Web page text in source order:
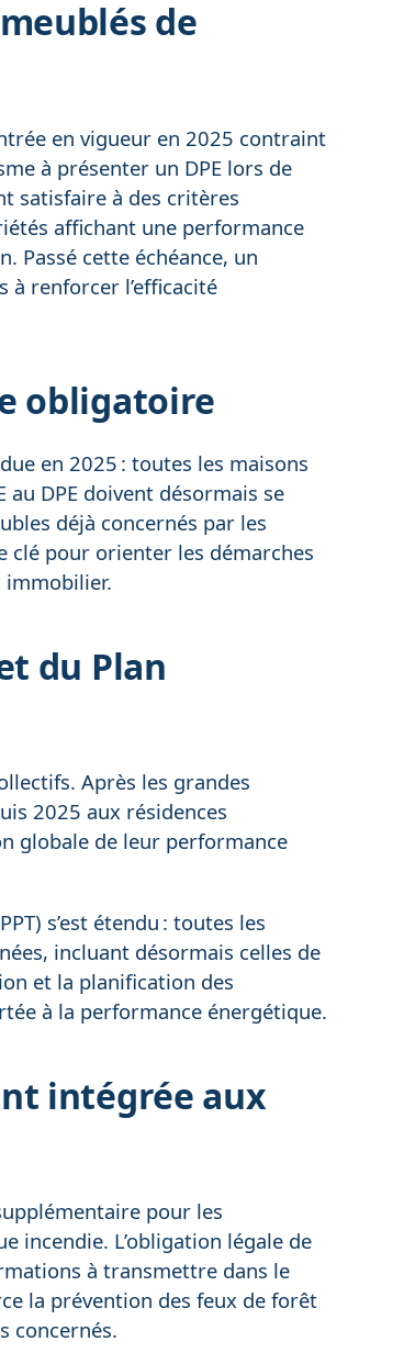
de
en vigueur en 2025 contraint
à présenter un DPE lors de
satisfaire à des critères
affichant une performance
Passé cette échéance, un
renforcer l’efficacité
obligatoire
en 2025 : toutes les maisons
DPE doivent désormais se
déjà concernés par les
clé pour orienter les démarches
du Plan
Après les grandes
2025 aux résidences
globale de leur performance
s’est étendu : toutes les
incluant désormais celles de
et la planification des
à la performance énergétique.
intégrée aux
pour les
incendie. L’obligation légale de
à transmettre dans le
la prévention des feux de forêt
concernés.